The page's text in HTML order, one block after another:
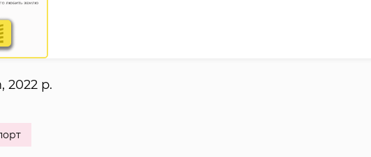
2022 р.